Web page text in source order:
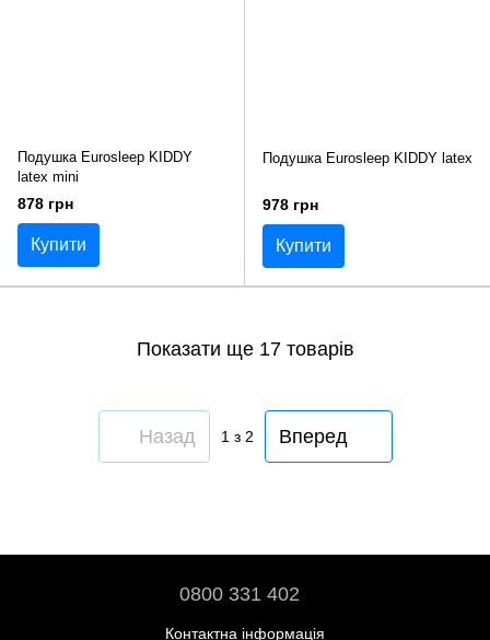
Подушка Eurosleep KIDDY
latex mini
878 грн
Купити
Подушка Eurosleep KIDDY latex
978 грн
Купити
Показати ще 17 товарів
Назад 1з 2 Вперед
0800 331 402
Контактна інформація